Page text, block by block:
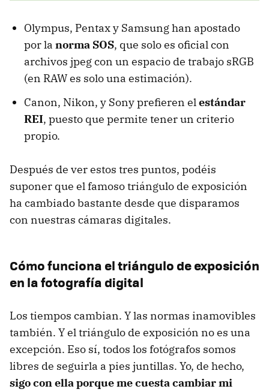
Olympus, Pentax y Samsung han apostado
por la norma SOS, que solo es oficial con
archivos jpeg con un espacio de trabajo sRGB
(en RAW es solo una estimación).
Canon, Nikon, y Sony prefieren elestándar
REI, puesto que permite tener un criterio
propio.
Después de ver estos tres puntos, podéis
suponer que el famoso triángulo de exposición
ha cambiado bastante desde que disparamos
con nuestras cámaras digitales.
Cómo funciona el triángulo de exposición
en la fotografía digital
Los tiempos cambian. Y las normas inamovibles
también. Y el triángulo de exposición no es una
excepción. Eso sí, todos los fotógrafos somos
libres de seguirla a pies juntillas. Yo, de hecho,
sigo con ella porque me cuesta cambiar mi